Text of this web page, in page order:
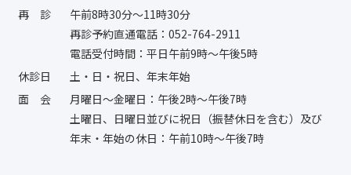
再診
午前8時30分〜11時30分
再診予約直通電話：052-764-2911
電話受付時間：平日午前9時〜午後5時
休診日
土・日・祝日、年末年始
面会
月曜日〜金曜日：午後2時〜午後7時
土曜日、日曜日並びに祝日（振替休日を含む）及び
年末・年始の休日：午前10時〜午後7時